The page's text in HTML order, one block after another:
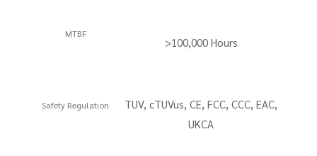
MTBF
>100,000 Hours
Safety Regulation
TUV, cTUVus, CE, FCC, CCC, EAC,
UKCA